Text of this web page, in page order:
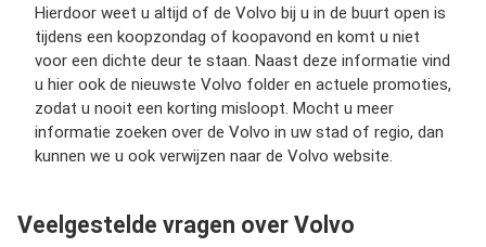
Hierdoor weet u altijd of de Volvo bij u in de buurt open is
tijdens een koopzondag of koopavond en komt u niet
voor een dichte deur te staan. Naast deze informatie vind
u hier ook de nieuwste Volvo folder en actuele promoties,
zodat u nooit een korting misloopt. Mocht u meer
informatie zoeken over de Volvo in uw stad of regio, dan
kunnen we u ook verwijzen naar de Volvo website.
Veelgestelde vragen over Volvo